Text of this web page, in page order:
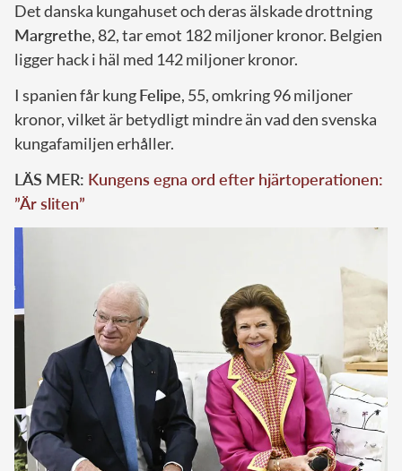
Det danska kungahuset och deras älskade drottning
Margrethe, 82, tar emot 182 miljoner kronor. Belgien
ligger hack i häl med 142 miljoner kronor.
I spanien får kungFelipe, 55, omkring 96 miljoner
kronor, vilket är betydligt mindre än vad den svenska
kungafamiljen erhåller.
LÄS MER: Kungens egna ord efter hjärtoperationen:
”Är sliten”